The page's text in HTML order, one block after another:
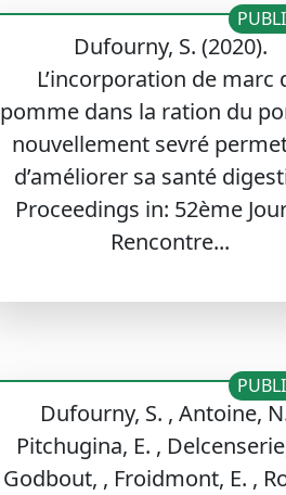
Dufourny, S. (2020).
L’incorporation de marc
pomme dans la ration du
nouvellement sevré
d’améliorer sa santé
Proceedings in: 52ème
Rencontre...
Dufourny, S. , Antoine,
Pitchugina, E. ,
Godbout, , Froidmont, E. ,